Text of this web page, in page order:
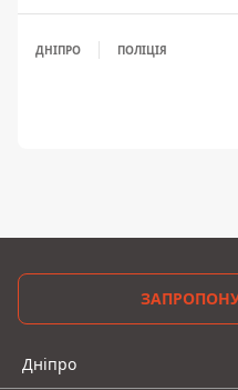
ДНІПРО ПОЛІЦІЯ
Дніпро